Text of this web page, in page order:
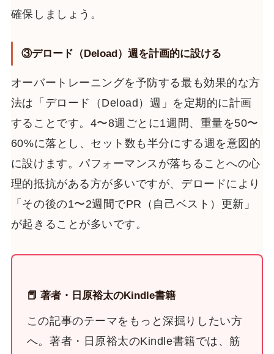
確保しましょう。
③デロード（Deload）週を計画的に設ける
オーバートレーニングを予防する最も効果的な方
法は「デロード（Deload）週」を定期的に計画
することです。4〜8週ごとに1週間、重量を50〜
60%に落とし、セット数も半分にする週を意図的
に設けます。パフォーマンスが落ちることへの心
理的抵抗がある方が多いですが、デロードにより
「その後の1〜2週間でPR（自己ベスト）更新」
が起きることが多いです。
📕 著者・日原裕太のKindle書籍
この記事のテーマをもっと深掘りしたい方
へ。著者・日原裕太のKindle書籍では、筋